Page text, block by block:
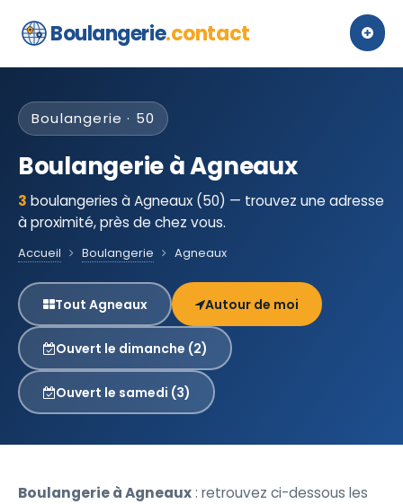
Boulangerie.contact
Boulangerie · 50
Boulangerie à Agneaux
3 boulangeries à Agneaux (50) — trouvez une adresse
à proximité, près de chez vous.
Accueil Boulangerie Agneaux
Tout Agneaux Autour de moi
Ouvert le dimanche (2)
Ouvert le samedi (3)
Boulangerie à Agneaux: retrouvez ci-dessous les